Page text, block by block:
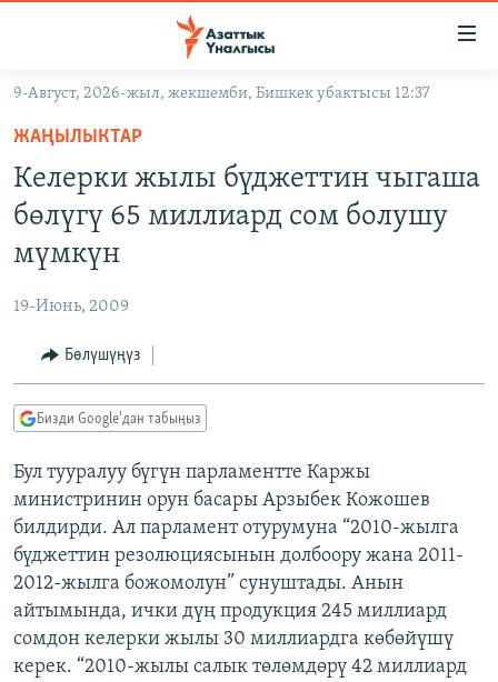
Навигацияга
өтүңүз
Издөөгө
салыңызКЫРГЫЗСТАН
МАДАНИЯТ
ДҮЙНӨ
УКРАИНА
ТВ ПРОГРАММАЛАР
БҮГҮН АЗАТТЫКТА
ДАНИСТЕ
ЭЖЕ-СИҢДИЛЕР
АЗАТТЫК+
ПОДКАСТ
ОНЛАЙН ШЕРИНЕ
ЭЕ/АРнун бардык сайттары
9-Август, 2026-жыл, жекшемби, Бишкек убактысы 12:37
ЖАҢЫЛЫКТАР
Келерки жылы бүджеттин чыгаша
бөлүгү 65 миллиард сом болушу
мүмкүн
19-Июнь, 2009
Бөлүшүңүз
Бизди Google'дан табыңыз
Бул тууралуу бүгүн парламентте Каржы
министринин орун басары Арзыбек Кожошев
билдирди. Ал парламент отурумуна “2010-жылга
бүджеттин резолюциясынын долбоору жана 2011-
2012-жылга божомолун” сунуштады. Анын
айтымында, ички дүң продукция 245 миллиард
сомдон келерки жылы 30 миллиардга көбөйүшү
керек. “2010-жылы салык төлөмдөрү 42 миллиард